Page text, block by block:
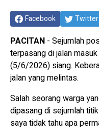
Facebook Twitter
PACITAN - Sejumlah
terpasang di jalan
(5/6/2026) siang.
jalan yang melintas.
Salah seorang warga
dipasang di sejumlah
saya tidak tahu apa